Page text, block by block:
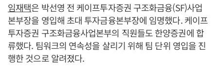
임재택은 박선영 전 케이프투자증권 구조화금융(SF)사업
본부장을 영입해 초대 투자금융본부장에 임명했다. 케이프
투자증권 구조화금융사업본부의 직원들도 한양증권에 합
류했다. 팀워크의 연속성을 살리기 위해 팀 단위 영입을 진
행한 것으로 알려졌다.